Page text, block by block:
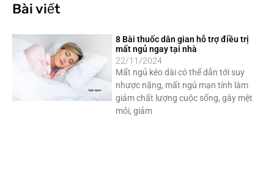
Bài viết
8 Bài thuốc dân gian hỗ trợ điều trị
mất ngủ ngay tại nhà
22/11/2024
Mất ngủ kéo dài có thể dẫn tới suy
nhược nặng, mất ngủ mạn tính làm
giảm chất lượng cuộc sống, gây mệt
mỏi, giảm